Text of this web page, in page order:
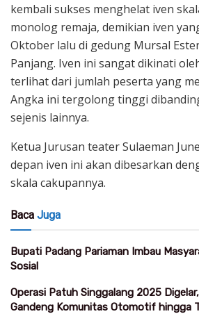
kembali sukses menghelat iven
monolog remaja, demikian iven
Oktober lalu di gedung Mursal
Panjang. Iven ini sangat dikinati
terlihat dari jumlah peserta yang
Angka ini tergolong tinggi
sejenis lainnya.
Ketua Jurusan teater Sulaeman
depan iven ini akan dibesarkan
skala cakupannya.
Baca Juga
Bupati Padang Pariaman Imbau
Sosial
Operasi Patuh Singgalang 2025
Gandeng Komunitas Otomotif hingga